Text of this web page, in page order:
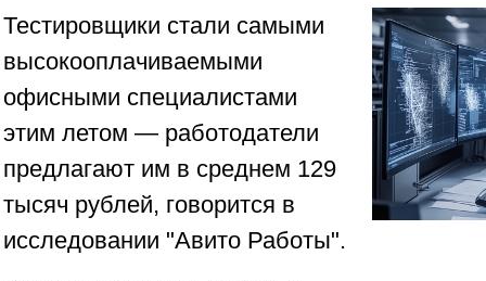
Тестировщики стали самыми
высокооплачиваемыми
офисными специалистами
этим летом — работодатели
предлагают им в среднем 129
тысяч рублей, говорится в
исследовании "Авито Работы".